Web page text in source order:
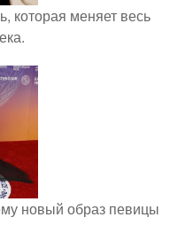
которая меняет весь
новый образ певицы